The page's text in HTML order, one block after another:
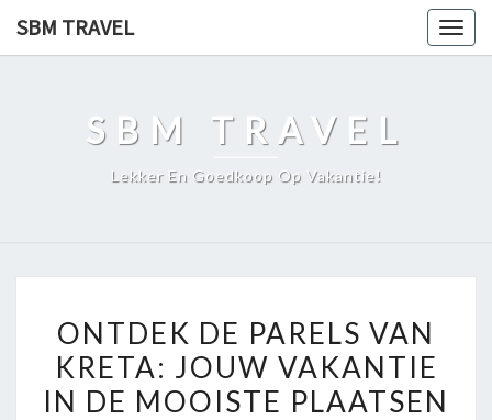
SBM TRAVEL
SBM TRAVEL
Lekker En Goedkoop Op Vakantie!
DE
PARELS
VAN
ONTDEK DE PARELS VAN
KRETA: JOUW VAKANTIE
IN DE MOOISTE PLAATSEN